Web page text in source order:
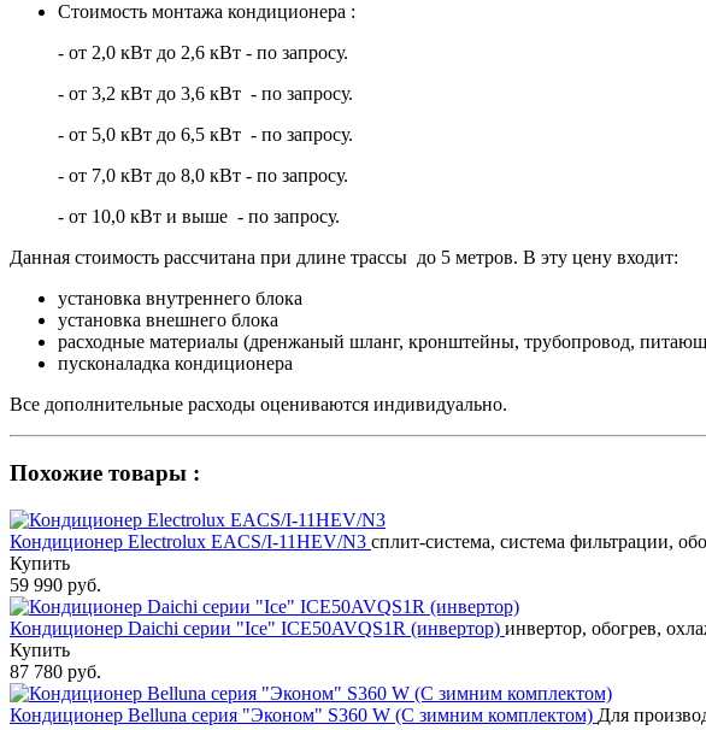
Стоимость монтажа кондиционера :
- от 2,0 кВт до 2,6 кВт - по запросу.
- от 3,2 кВт до 3,6 кВт - по запросу.
- от 5,0 кВт до 6,5 кВт - по запросу.
- от 7,0 кВт до 8,0 кВт - по запросу.
- от 10,0 кВт и выше - по запросу.
Данная стоимость рассчитана при длине трассы до 5 метров. В эту цену входит:
установка внутреннего блока
установка внешнего блока
расходные материалы (дренжаный шланг, кронштейны, трубопровод,
пусконаладка кондиционера
Все дополнительные расходы оцениваются индивидуально.
Похожие товары :
Кондиционер Electrolux EACS/I-11HEV/N3 сплит-система, система фильтрации,
Купить
59 990 руб.
Кондиционер Daichi серии "Ice" ICE50AVQS1R (инвертор) инвертор, обогрев,
Купить
87 780 руб.
Кондиционер Belluna серия "Эконом" S360 W (С зимним комплектом) Для